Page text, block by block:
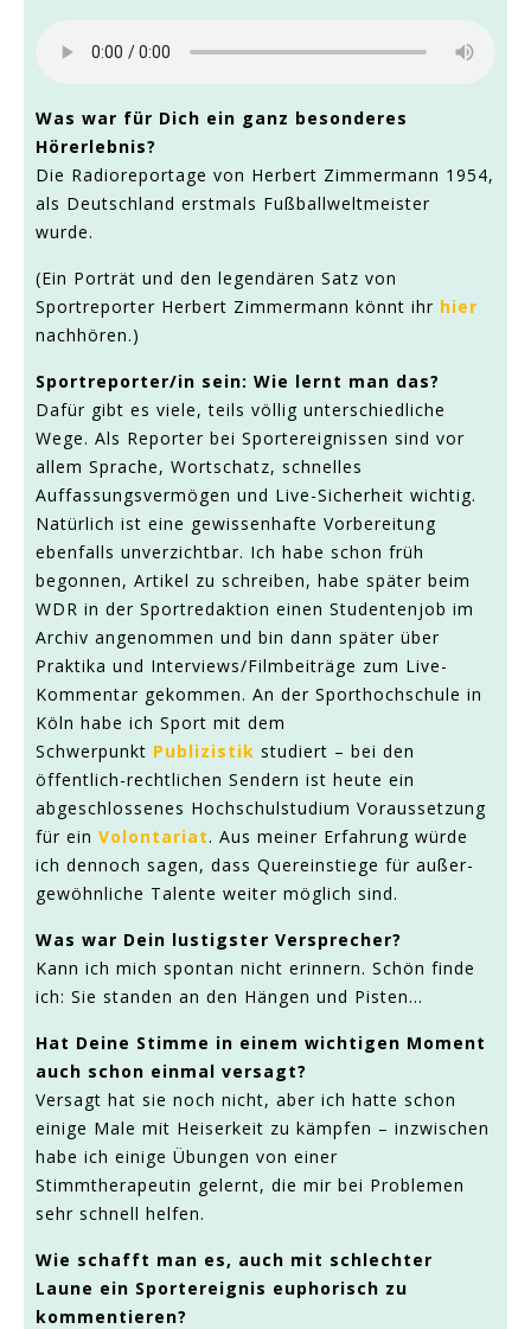
Was war für Dich ein ganz besonderes
Hörerlebnis?
Die Radioreportage von Herbert Zimmermann 1954,
als Deutschland erstmals Fußballweltmeister
wurde.
(Ein Porträt und den legendären Satz von
Sportreporter Herbert Zimmermann könnt ihr hier
nachhören.)
Sportreporter/in sein: Wie lernt man das?
Dafür gibt es viele, teils völlig unterschiedliche
Wege. Als Reporter bei Sportereignissen sind vor
allem Sprache, Wortschatz, schnelles
Auffassungsvermögen und Live-Sicherheit wichtig.
Natürlich ist eine gewissenhafte Vorbereitung
ebenfalls unverzichtbar. Ich habe schon früh
begonnen, Artikel zu schreiben, habe später beim
WDR in der Sportredaktion einen Studentenjob im
Archiv angenommen und bin dann später über
Praktika und Interviews/Filmbeiträge zum Live-
Kommentar gekommen. An der Sporthochschule in
Köln habe ich Sport mit dem
Schwerpunkt Publizistik studiert – bei den
öffentlich-rechtlichen Sendern ist heute ein
abgeschlossenes Hochschulstudium Voraussetzung
für ein Volontariat. Aus meiner Erfahrung würde
ich dennoch sagen, dass Quereinstiege für außer-
gewöhnliche Talente weiter möglich sind.
Was war Dein lustigster Versprecher?
Kann ich mich spontan nicht erinnern. Schön finde
ich: Sie standen an den Hängen und Pisten...
Hat Deine Stimme in einem wichtigen Moment
auch schon einmal versagt?
Versagt hat sie noch nicht, aber ich hatte schon
einige Male mit Heiserkeit zu kämpfen – inzwischen
habe ich einige Übungen von einer
Stimmtherapeutin gelernt, die mir bei Problemen
sehr schnell helfen.
Wie schafft man es, auch mit schlechter
Laune ein Sportereignis euphorisch zu
kommentieren?